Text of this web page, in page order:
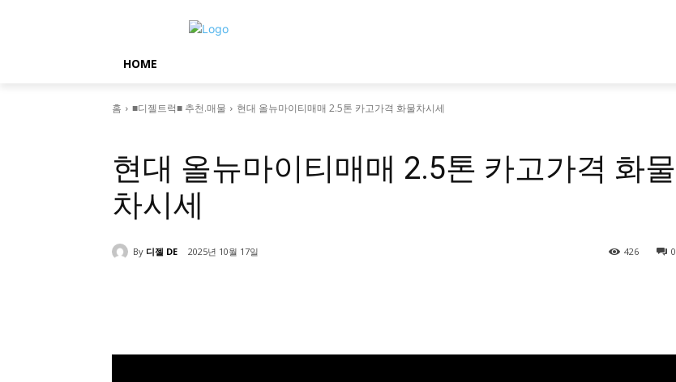
HOME
홈 ■디젤트럭■ 추천.매물 현대 올뉴마이티매매 2.5톤 카고가격 화물차시세
현대 올뉴마이티매매 2.5톤 카고가격 화물
차시세
By 디젤 DE 2025년 10월 17일 0
426